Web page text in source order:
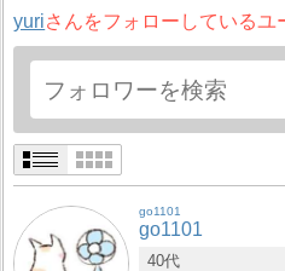
yuriさんをフォローしているユ
go1101
go1101
40代